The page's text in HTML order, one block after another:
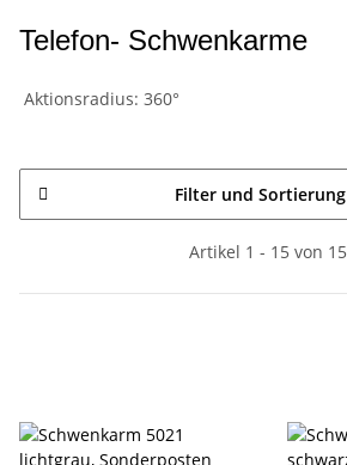
Telefon- Schwenkarme
Aktionsradius: 360°
Filter und Sortierung
Artikel 1 - 15 von 15